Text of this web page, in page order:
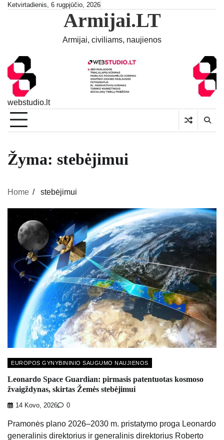
SkipKetvirtadienis, 6 rugpjūčio, 2026
Armijai.LT
Armijai, civiliams, naujienos
webstudio.lt
Žyma: stebėjimui
Home stebėjimui
EUROPOS GYNYBININIO SAUGUMO NAUJIENOS
Leonardo Space Guardian: pirmasis patentuotas kosmoso
žvaigždynas, skirtas Žemės stebėjimui
14 Kovo, 2026 0
Pramonės plano 2026–2030 m. pristatymo proga Leonardo
generalinis direktorius ir generalinis direktorius Roberto